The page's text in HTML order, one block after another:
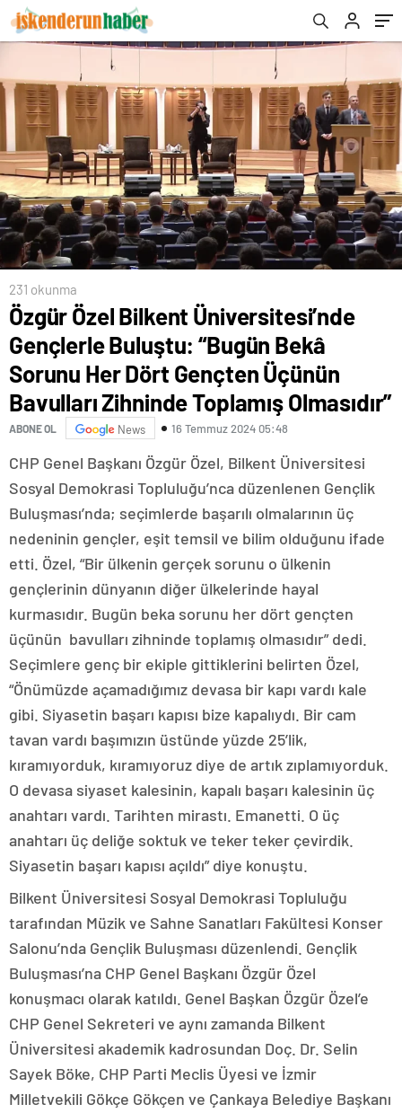
Dört Gençten Üçünün Bavulları Zihninde
Toplamış Olmasıdır”
231 okunma
Özgür Özel Bilkent Üniversitesi’nde
Gençlerle Buluştu: “Bugün Bekâ
Sorunu Her Dört Gençten Üçünün
Bavulları Zihninde Toplamış Olmasıdır”
ABONE OL News 16 Temmuz 2024 05:48
CHP Genel Başkanı Özgür Özel, Bilkent Üniversitesi
Sosyal Demokrasi Topluluğu’nca düzenlenen Gençlik
Buluşması’nda; seçimlerde başarılı olmalarının üç
nedeninin gençler, eşit temsil ve bilim olduğunu ifade
etti. Özel, “Bir ülkenin gerçek sorunu o ülkenin
gençlerinin dünyanın diğer ülkelerinde hayal
kurmasıdır. Bugün beka sorunu her dört gençten
üçünün bavulları zihninde toplamış olmasıdır” dedi.
Seçimlere genç bir ekiple gittiklerini belirten Özel,
“Önümüzde açamadığımız devasa bir kapı vardı kale
gibi. Siyasetin başarı kapısı bize kapalıydı. Bir cam
tavan vardı başımızın üstünde yüzde 25’lik,
kıramıyorduk, kıramıyoruz diye de artık zıplamıyorduk.
O devasa siyaset kalesinin, kapalı başarı kalesinin üç
anahtarı vardı. Tarihten mirastı. Emanetti. O üç
anahtarı üç deliğe soktuk ve teker teker çevirdik.
Siyasetin başarı kapısı açıldı” diye konuştu.
Bilkent Üniversitesi Sosyal Demokrasi Topluluğu
tarafından Müzik ve Sahne Sanatları Fakültesi Konser
Salonu’nda Gençlik Buluşması düzenlendi. Gençlik
Buluşması’na CHP Genel Başkanı Özgür Özel
konuşmacı olarak katıldı. Genel Başkan Özgür Özel’e
CHP Genel Sekreteri ve aynı zamanda Bilkent
Üniversitesi akademik kadrosundan Doç. Dr. Selin
Sayek Böke, CHP Parti Meclis Üyesi ve İzmir
Milletvekili Gökçe Gökçen ve Çankaya Belediye Başkanı